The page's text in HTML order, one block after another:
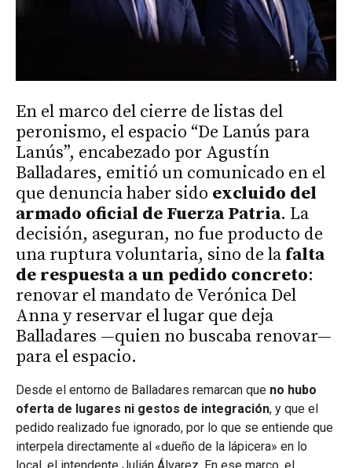
En el marco del cierre de listas del
peronismo, el espacio “De Lanús para
Lanús”, encabezado por Agustín
Balladares, emitió un comunicado en el
que denuncia haber sido excluido del
armado oficial de Fuerza Patria. La
decisión, aseguran, no fue producto de
una ruptura voluntaria, sino de la falta
de respuesta a un pedido concreto:
renovar el mandato de Verónica Del
Anna y reservar el lugar que deja
Balladares —quien no buscaba renovar—
para el espacio.
Desde el entorno de Balladares remarcan que no hubo
oferta de lugares ni gestos de integración, y que el
pedido realizado fue ignorado, por lo que se entiende que
interpela directamente al «dueño de la lápicera» en lo